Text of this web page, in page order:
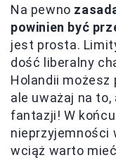
Na pewno
powinien być
jest prosta.
dość liberalny
Holandii możesz
ale uważaj na
fantazji! W
nieprzyjemności
wciąż warto mieć